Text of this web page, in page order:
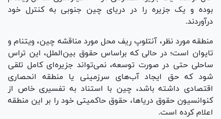
بوده و‌ یک جزیره را در دریای چین جنوبی به کنترل خود
درآوردند.
منطقه مورد نظر، آنتلوپ ریف محل مورد مناقشه چین، ویتنام و
تایوان است؛ در حالی که براساس حقوق بین‌الملل، این تراس
ساحلی حتی در صورت توسعه، نمی‌تواند جزیره‌ای کامل تلقی
شود که حق ایجاد آب‌های سرزمینی یا منطقه انحصاری
اقتصادی داشته باشد، چین با استناد به تفسیری خاص از
کنوانسیون حقوق دریاها، حقوق حاکمیتی خود را بر این منطقه
اعلام کرده است.